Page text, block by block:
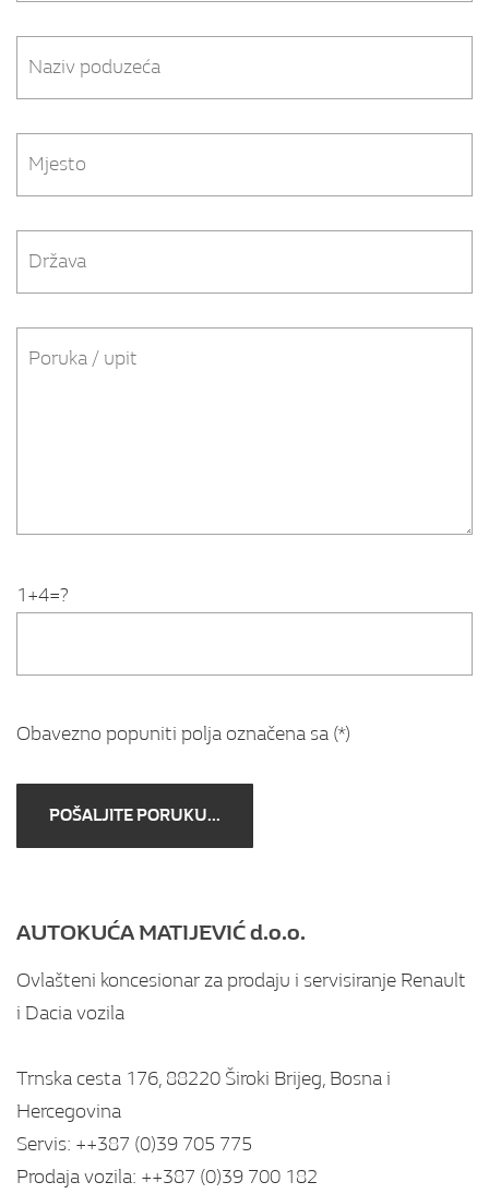
1+4=?
Obavezno popuniti polja označena sa (*)
AUTOKUĆA MATIJEVIĆ d.o.o.
Ovlašteni koncesionar za prodaju i servisiranje Renault
i Dacia vozila
Trnska cesta 176, 88220 Široki Brijeg, Bosna i
Hercegovina
Servis: ++387 (0)39 705 775
Prodaja vozila: ++387 (0)39 700 182